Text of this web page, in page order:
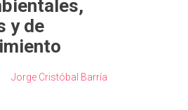
y de
Jorge Cristóbal Barría